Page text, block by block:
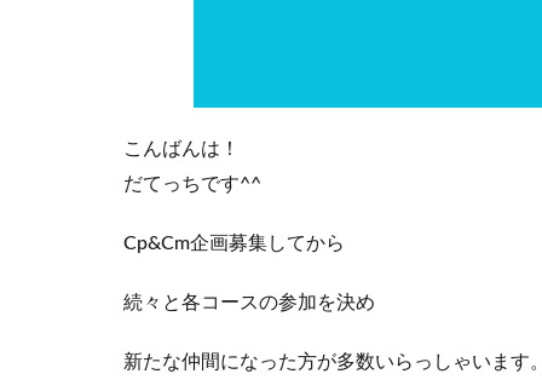
こんばんは！
だてっちです^^
Cp&Cm企画募集してから
続々と各コースの参加を決め
新たな仲間になった方が多数いらっしゃいます